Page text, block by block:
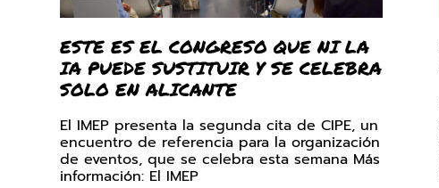
ESTE ES EL CONGRESO QUE NI LA
IA PUEDE SUSTITUIR Y SE CELEBRA
SOLO EN ALICANTE
El IMEP presenta la segunda cita de CIPE, un
encuentro de referencia para la organización
de eventos, que se celebra esta semana Más
información: El IMEP